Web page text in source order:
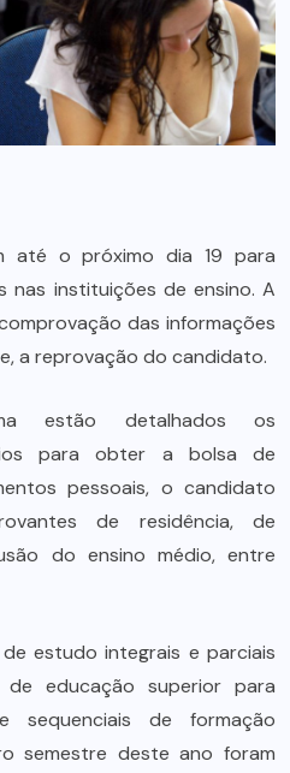
até o próximo dia 19 para
nas instituições de ensino. A
das informações
a reprovação do candidato.
estão detalhados os
para obter a bolsa de
pessoais, o candidato
de residência, de
do ensino médio, entre
estudo integrais e parciais
educação superior para
sequenciais de formação
semestre deste ano foram